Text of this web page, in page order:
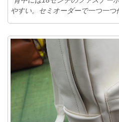
やすい。セミオーダーで一つ一つ